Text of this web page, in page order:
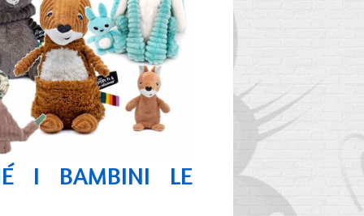
I BAMBINI LE